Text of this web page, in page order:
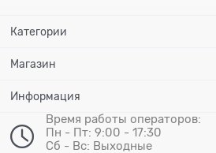
Категории
Магазин
Информация
Время работы операторов:
Пн - Пт: 9:00 - 17:30
Сб - Вс: Выходные